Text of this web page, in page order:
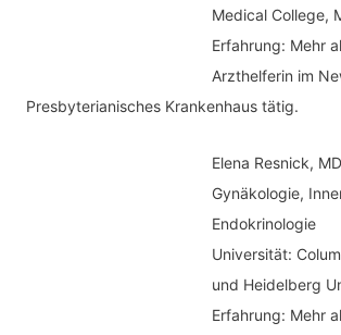
Medical College,
Erfahrung: Mehr
Arzthelferin im
Presbyterianisches Krankenhaus tätig.
Elena Resnick,
Gynäkologie,
Endokrinologie
Universität:
und Heidelberg
Erfahrung: Mehr